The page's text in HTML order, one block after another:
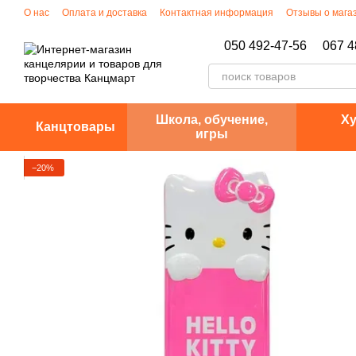
Перейти к основному контенту
О нас Оплата и доставка Контактная информация
Отзывы о
050 492-47-56 067
Канцтовары
Школа, обучение,
игры
−20%